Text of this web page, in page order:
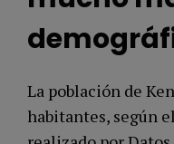
La población de
habitantes, según